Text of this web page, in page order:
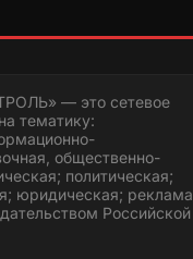
— это сетевое
тематику:
общественно-
политическая;
юридическая; реклама
Российской